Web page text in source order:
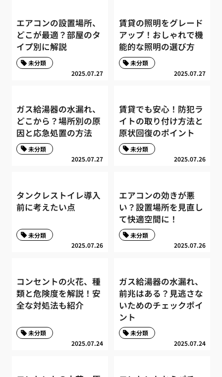
エアコンの設置場所、
どこが最適？部屋のタ
イプ別に解説
2025.07.27
未分類
賃貸の照明をグレード
アップ！おしゃれで機
能的な照明の選び方
2025.07.27
未分類
ガス給湯器の水漏れ、
どこから？場所別の原
因と応急処置の方法
2025.07.27
未分類
賃貸でも安心！防犯ラ
イトの取り付け方法と
原状回復のポイント
2025.07.26
未分類
タンクレストイレ導入
前に考えたい点
2025.07.26
未分類
エアコンの効きが悪
い？設置場所を見直し
て快適空間に！
2025.07.26
未分類
コンセントの火花、種
類と危険度を解説！安
全な対処法も紹介
2025.07.24
未分類
ガス給湯器の水漏れ、
前兆はある？見逃さな
いためのチェックポイ
ント
2025.07.24
未分類